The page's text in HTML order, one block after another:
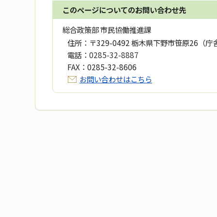
このページについてのお問い合わせ先
総合政策部 市民協働推進課
住所： 〒329-0492 栃木県下野市笹原26（庁
電話： 0285-32-8887
FAX： 0285-32-8606
お問い合わせはこちら